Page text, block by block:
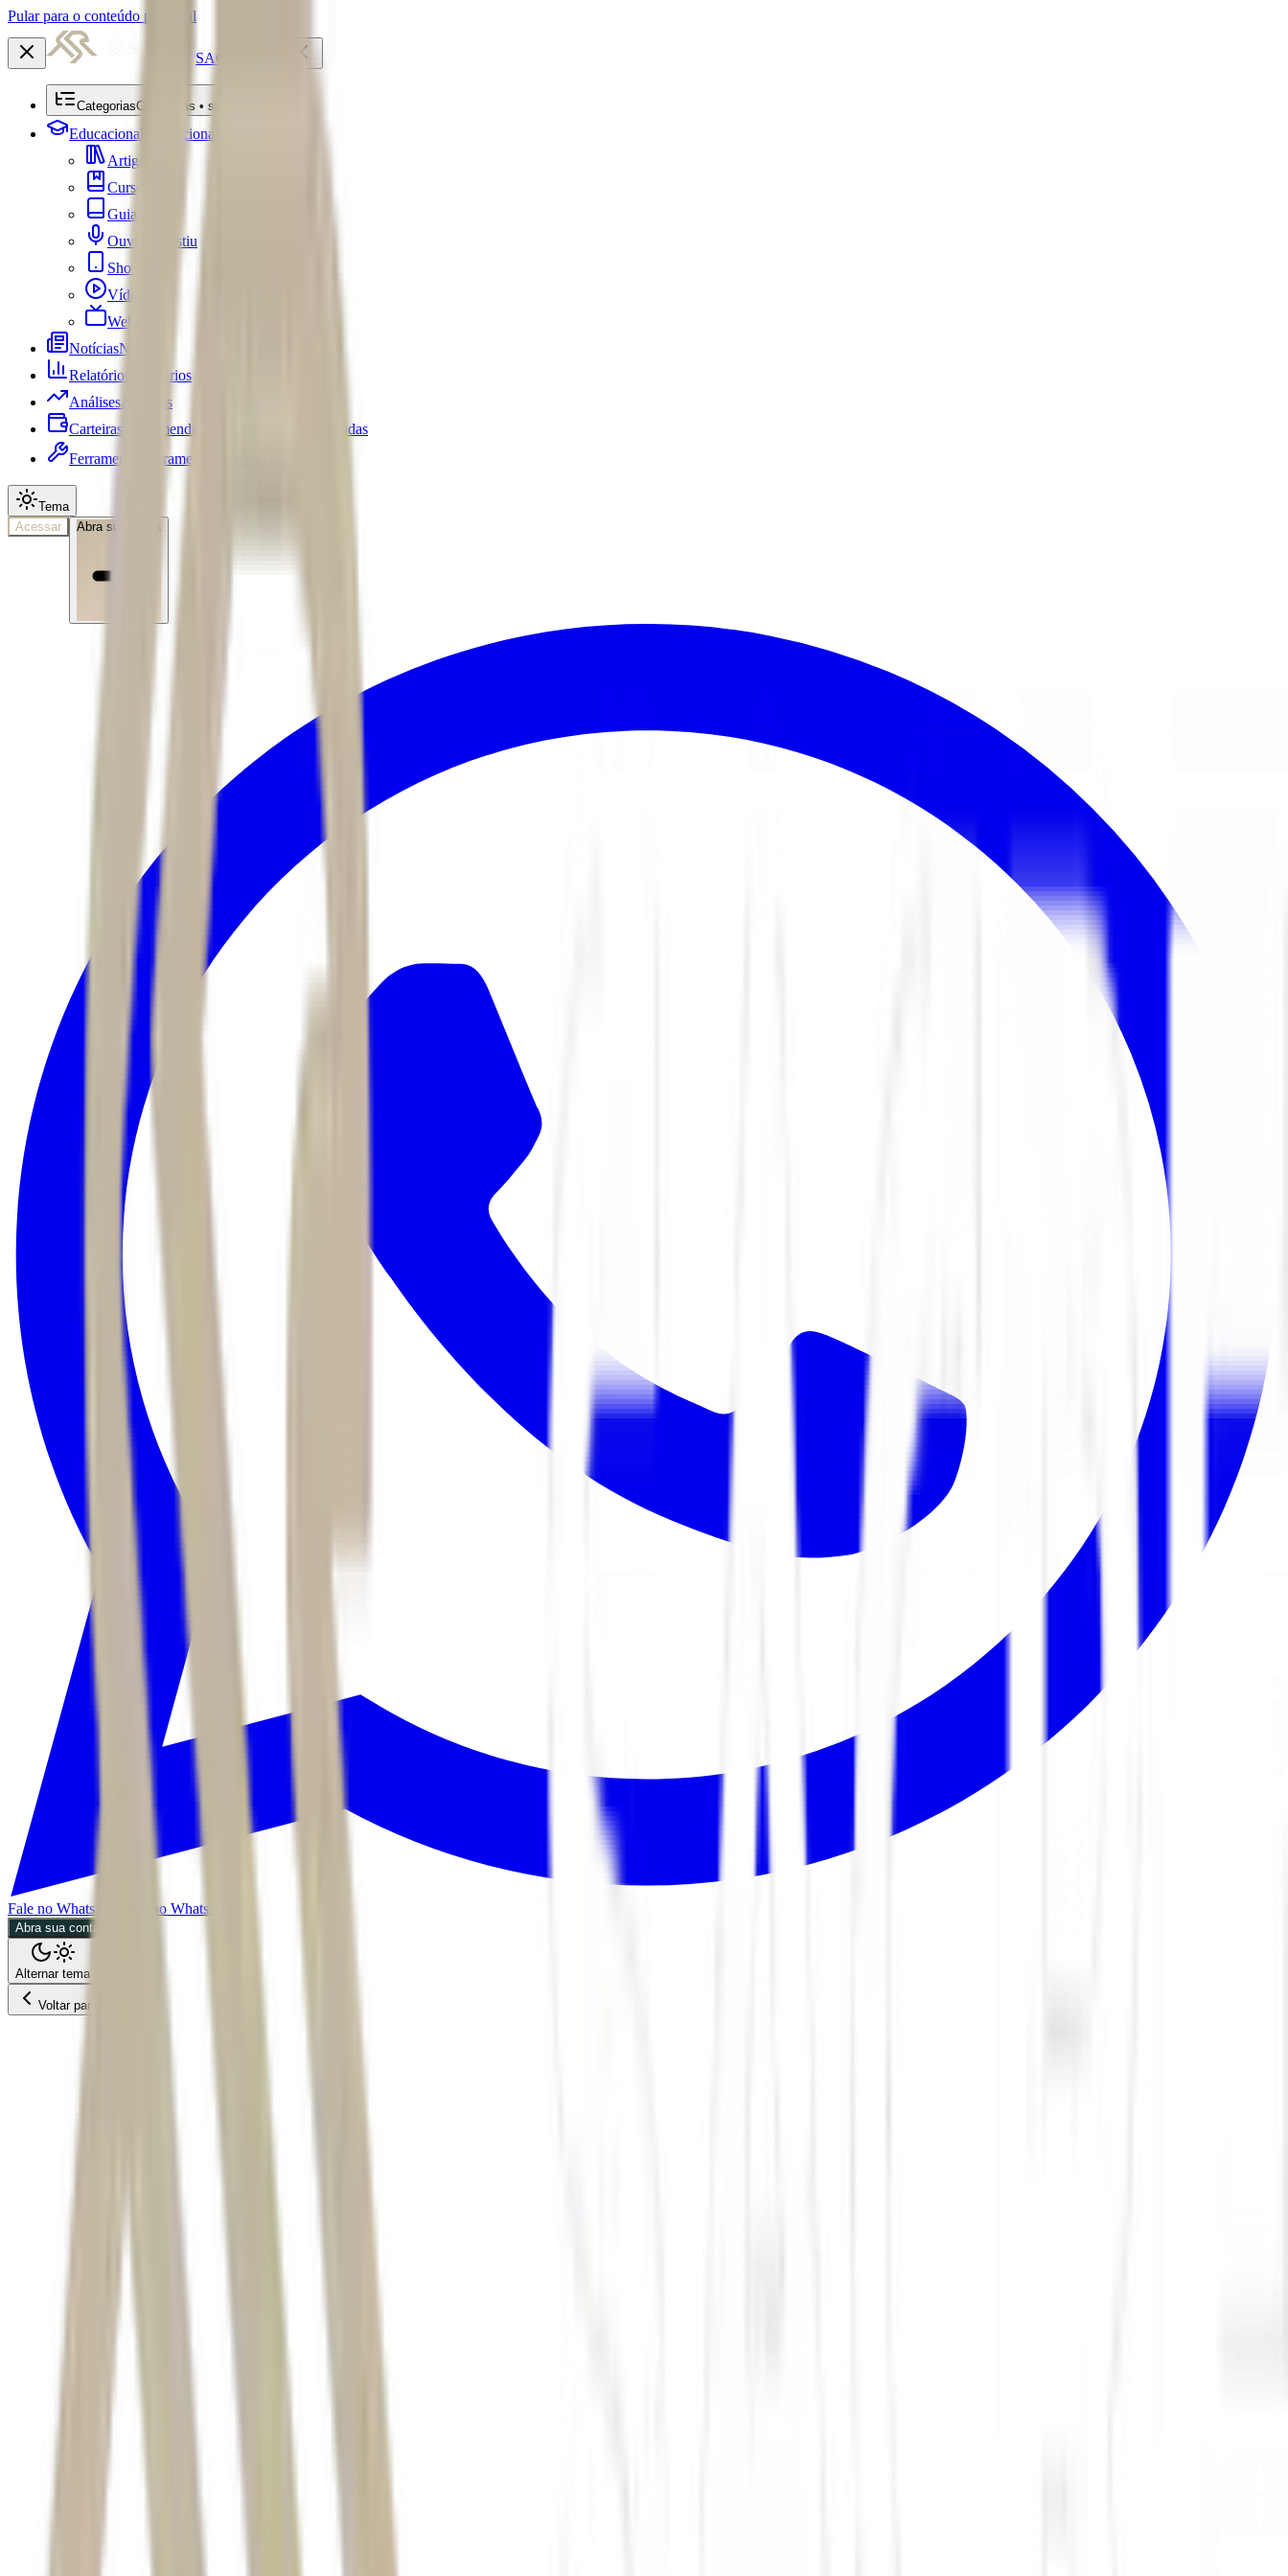
Pular para o conteúdo principal
SACRE
CategoriasCategorias • submenu
Educacional
Educacional
Artigos
Cursos
Guias
Ouviu Investiu
Shorts
Vídeos
Webséries
NotíciasNotícias
Relatórios
Relatórios
Análises Análises
Carteiras Recomendadas
Carteiras Recomendadas
Ferramentas
Ferramentas • submenu
Tema
Acessar
Abra sua conta
Fale no WhatsApp Fale no WhatsApp
Abra sua conta
Alternar tema
Voltar para o Feed